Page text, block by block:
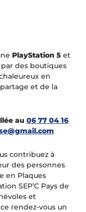
PlayStation 5 et
des boutiques
en
et de la
au 06 77 04 16
contribuez à
des personnes
en Plaques
SEP’C Pays de
et
rendez-vous un